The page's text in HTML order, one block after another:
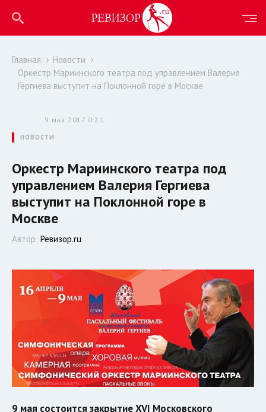
Главная
Новости
Оркестр Мариинского театра под управлением Валерия
Гергиева выступит на Поклонной горе в Москве
9 мая 2017 0:21
НОВОСТИ
Оркестр Мариинского театра под
управлением Валерия Гергиева
выступит на Поклонной горе в
Москве
Автор: Ревизор.ru
9 мая состоится закрытие XVI Московского